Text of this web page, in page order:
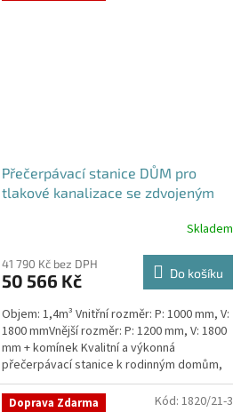
Přečerpávací stanice DŮM pro
tlakové kanalizace se zdvojeným
Skladem
41 790 Kč bez DPH
50 566 Kč Do košíku
Objem: 1,4m³ Vnitřní rozměr: P: 1000 mm, V:
1800 mmVnější rozměr: P: 1200 mm, V: 1800
mm + komínek Kvalitní a výkonná
přečerpávací stanice k rodinným domům,
provozovnám,...
Doprava Zdarma Kód: 1820/21-3